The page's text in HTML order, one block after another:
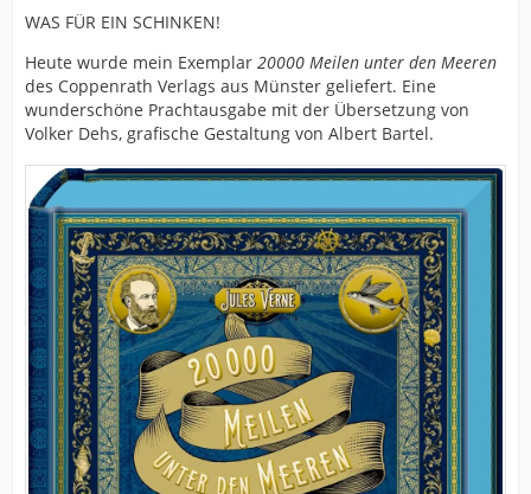
WAS FÜR EIN SCHINKEN!
Heute wurde mein Exemplar 20000 Meilen unter den Meeren
des Coppenrath Verlags aus Münster geliefert. Eine
wunderschöne Prachtausgabe mit der Übersetzung von
Volker Dehs, grafische Gestaltung von Albert Bartel.